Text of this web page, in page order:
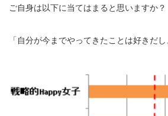
ご自身は以下に当てはまると思いますか？
「自分が今までやってきたことは好きだし